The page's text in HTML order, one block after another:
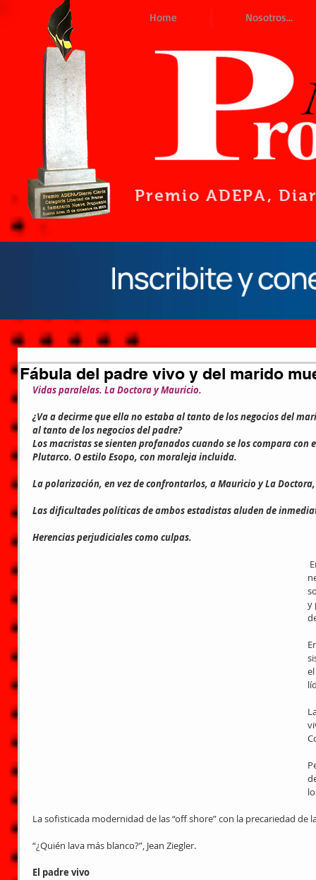
Home Nosotros...
Premio ADEPA,
Fábula del padre vivo y del marido
Vidas paralelas. La Doctora y Mauricio.
¿Va a decirme que ella no estaba al tanto de los negocios del
al tanto de los negocios del padre?
Los macristas se sienten profanados cuando se los compara
Plutarco. O estilo Esopo, con moraleja incluida.
La polarización, en vez de confrontarlos, a Mauricio y La
Las dificultades políticas de ambos estadistas aluden de
Herencias perjudiciales como culpas.
y
La sofisticada modernidad de las “off shore” con la precariedad de
“¿Quién lava más blanco?”, Jean Ziegler.
El padre vivo